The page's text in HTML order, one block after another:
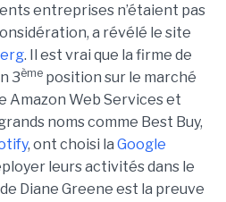
entreprises n’étaient pas
a révélé le site
. Il est vrai que la firme de
3èmeposition sur le marché
Amazon Web Services et
noms comme Best Buy,
, ont choisi la Google
leurs activités dans le
Diane Greene est la preuve